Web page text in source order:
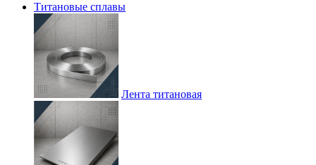
Титановые сплавы
Лента титановая